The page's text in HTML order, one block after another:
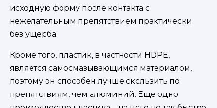
исходную форму после контакта с
нежелательным препятствием практически
без ущерба.
Кроме того, пластик, в частности HDPE,
является самосмазывающимся материалом,
поэтому он способен лучше скользить по
препятствиям, чем алюминий. Еще одно